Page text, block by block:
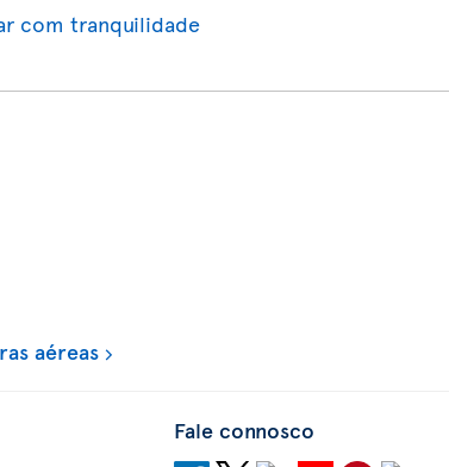
com tranquilidade
aéreas
Fale connosco